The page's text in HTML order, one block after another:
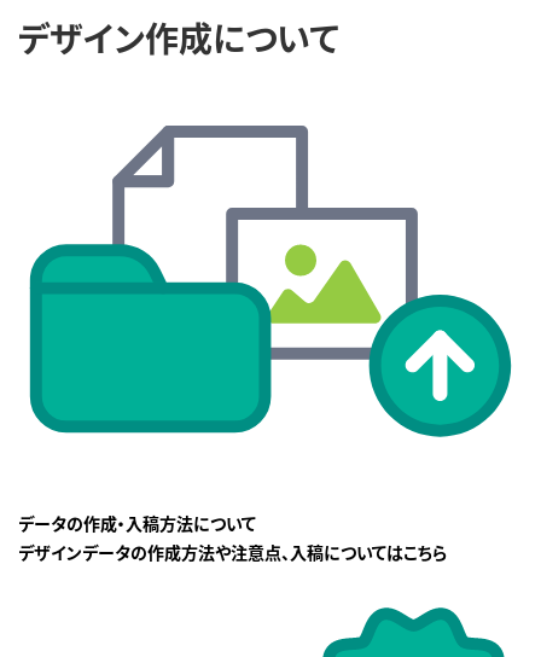
デザイン作成について
データの作成・入稿方法について
デザインデータの作成方法や注意点、入稿についてはこちら